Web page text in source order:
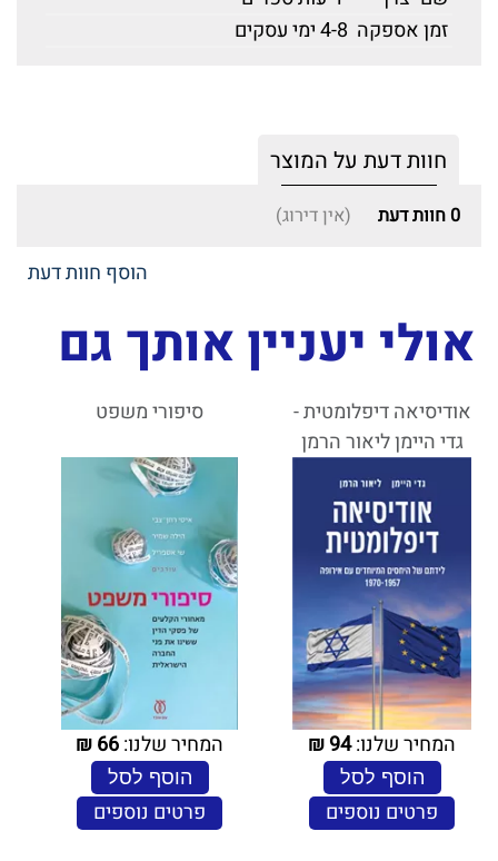
זמן אספקה 4-8 ימי עסקים
חוות דעת על המוצר
0 חוות דעת (אין דירוג)
הוסף חוות דעת
אולי יעניין אותך גם
אודיסיאה דיפלומטית -
גדי היימן ליאור הרמן
המחיר שלנו:94
₪
הוסף לסל
פרטים נוספים
סיפורי משפט
המחיר שלנו:66
₪
הוסף לסל
פרטים נוספים